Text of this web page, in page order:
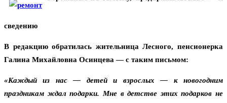
сведению
В редакцию обратилась жительница Лесного, пенсионерка
Галина Михайловна Осинцева — с таким письмом:
«Каждый из нас — детей и взрослых — к новогодним
праздникам ждал подарки. Мне в детстве этих подарков не